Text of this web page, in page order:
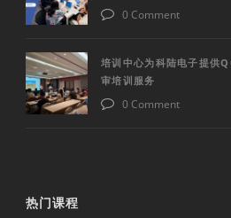
0 Comment
培训中心为科陆电子提供
审培训服务
0 Comment
热门课程